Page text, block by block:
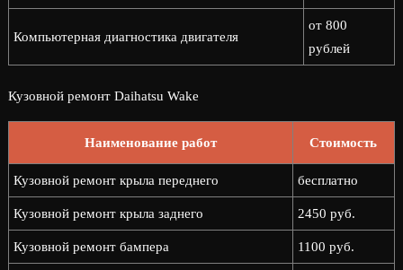
Компьютерная диагностика двигателя
от 800
рублей
Кузовной ремонт Daihatsu Wake
Наименование работ Стоимость
Кузовной ремонт крыла переднего бесплатно
Кузовной ремонт крыла заднего 2450 руб.
Кузовной ремонт бампера 1100 руб.